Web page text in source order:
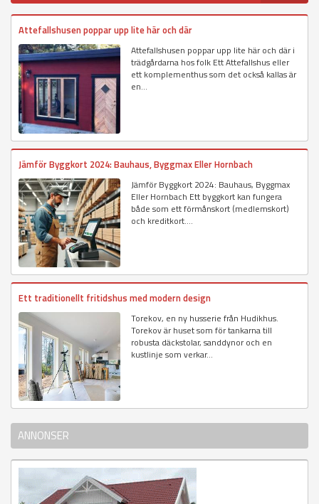
Attefallshusen poppar upp lite här och där
Attefallshusen poppar upp lite här och där i
trädgårdarna hos folk Ett Attefallshus eller
ett komplementhus som det också kallas är
en...
Jämför Byggkort 2024: Bauhaus, Byggmax Eller Hornbach
Jämför Byggkort 2024: Bauhaus, Byggmax
Eller Hornbach Ett byggkort kan fungera
både som ett förmånskort (medlemskort)
och kreditkort....
Ett traditionellt fritidshus med modern design
Torekov, en ny husserie från Hudikhus.
Torekov är huset som för tankarna till
robusta däckstolar, sanddynor och en
kustlinje som verkar...
ANNONSER